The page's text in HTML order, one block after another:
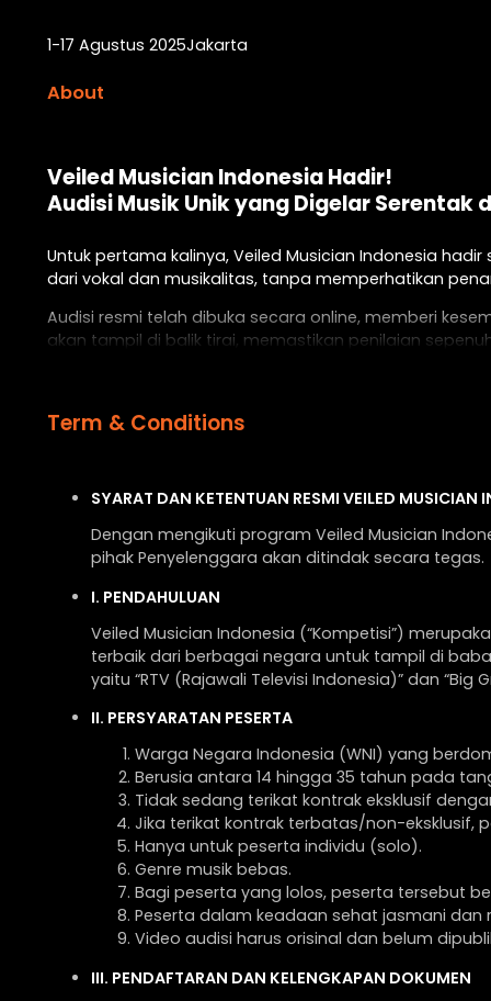
1-17 Agustus 2025Jakarta
About
Veiled Musician Indonesia Hadir!
Audisi Musik Unik yang Digelar Serentak
Untuk pertama kalinya, Veiled Musician Indonesia
dari vokal dan musikalitas, tanpa memperhatikan
Audisi resmi telah dibuka secara online, memberi
akan tampil di balik tirai, memastikan penilaian
Untuk pertama kalinya di dunia, fair audition ini digelar
1 Agustus 2025 – 17 Agustus 2025
www.veiledmusician.id
Instagram:@veiledmusician.id
@VMIndonesia
Term & Conditions
SYARAT DAN KETENTUAN RESMI VEILED MUSICIAN
Dengan mengikuti program Veiled Musician
pihak Penyelenggara akan ditindak secara tegas.
I. PENDAHULUAN
Veiled Musician Indonesia (“Kompetisi”)
terbaik dari berbagai negara untuk tampil di
yaitu “RTV (Rajawali Televisi Indonesia)” dan
II. PERSYARATAN PESERTA
Warga Negara Indonesia (WNI) yang
Berusia antara 14 hingga 35 tahun pada
Tidak sedang terikat kontrak eksklusif
Jika terikat kontrak terbatas/non-eksklusif,
Hanya untuk peserta individu (solo).
Genre musik bebas.
Bagi peserta yang lolos, peserta tersebut
Peserta dalam keadaan sehat jasmani dan
Video audisi harus orisinal dan belum
III. PENDAFTARAN DAN KELENGKAPAN DOKUMEN